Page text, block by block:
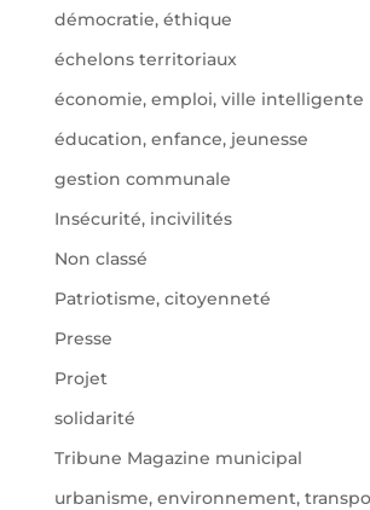
démocratie, éthique
échelons territoriaux
économie, emploi, ville intelligente
éducation, enfance, jeunesse
gestion communale
Insécurité, incivilités
Non classé
Patriotisme, citoyenneté
Presse
Projet
solidarité
Tribune Magazine municipal
urbanisme, environnement,